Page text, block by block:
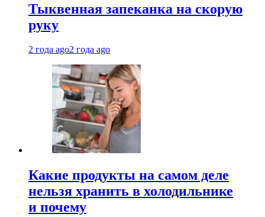
Тыквенная запеканка на скорую
руку
2 года ago2 года ago
Какие продукты на самом деле
нельзя хранить в холодильнике
и почему